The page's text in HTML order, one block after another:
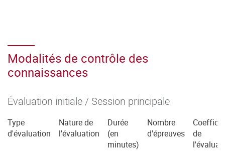
Modalités de contrôle des
connaissances
Évaluation initiale / Session principale
Type
d'évaluation
Nature de
l'évaluation
Durée
(en
minutes)
Nombre
d'épreuves
de